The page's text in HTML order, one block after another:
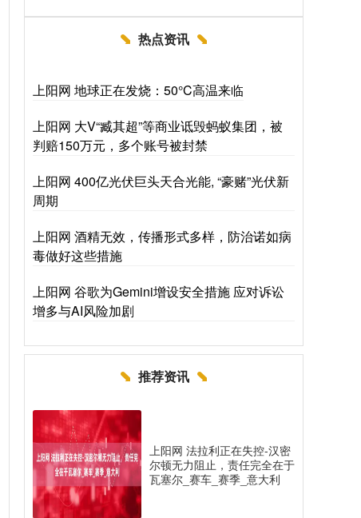
热点资讯
上阳网 地球正在发烧：50°C高温来临
上阳网 大V“臧其超”等商业诋毁蚂蚁集团，被
判赔150万元，多个账号被封禁
上阳网 400亿光伏巨头天合光能, “豪赌”光伏新
周期
上阳网 酒精无效，传播形式多样，防治诺如病
毒做好这些措施
上阳网 谷歌为Gemini增设安全措施 应对诉讼
增多与AI风险加剧
推荐资讯
上阳网 法拉利正在失控-汉密
尔顿无力阻止，责任完全在于
瓦塞尔_赛车_赛季_意大利